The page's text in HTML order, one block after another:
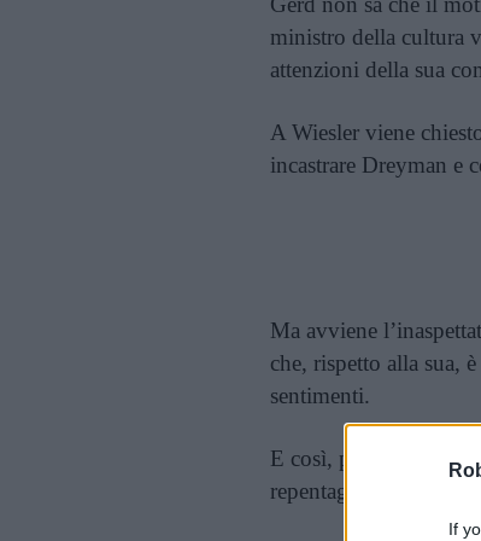
If
ministro della cultura
attenzioni della sua
A Wiesler viene
incastrare Dreyman e
Ma avviene
che, rispetto alla sua,
sentimenti.
E così, poco a poco,
repentaglio il suo